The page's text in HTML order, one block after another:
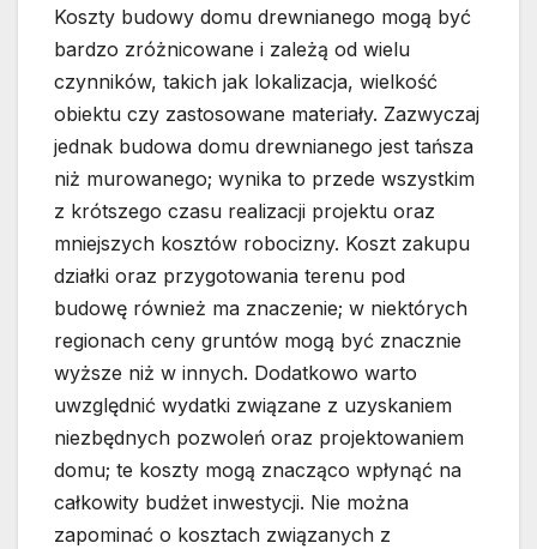
Koszty budowy domu drewnianego mogą być
bardzo zróżnicowane i zależą od wielu
czynników, takich jak lokalizacja, wielkość
obiektu czy zastosowane materiały. Zazwyczaj
jednak budowa domu drewnianego jest tańsza
niż murowanego; wynika to przede wszystkim
z krótszego czasu realizacji projektu oraz
mniejszych kosztów robocizny. Koszt zakupu
działki oraz przygotowania terenu pod
budowę również ma znaczenie; w niektórych
regionach ceny gruntów mogą być znacznie
wyższe niż w innych. Dodatkowo warto
uwzględnić wydatki związane z uzyskaniem
niezbędnych pozwoleń oraz projektowaniem
domu; te koszty mogą znacząco wpłynąć na
całkowity budżet inwestycji. Nie można
zapominać o kosztach związanych z